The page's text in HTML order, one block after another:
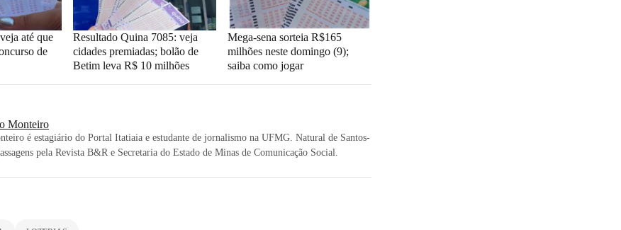
até que
de
Resultado Quina 7085: veja
cidades premiadas; bolão de
Betim leva R$ 10 milhões
Mega-sena sorteia R$165
milhões neste domingo (9);
saiba como jogar
Monteiro
é estagiário do Portal Itatiaia e estudante de jornalismo na UFMG. Natural de Santos-
pela Revista B&R e Secretaria do Estado de Minas de Comunicação Social.